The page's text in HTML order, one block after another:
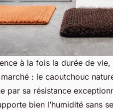
à la fois la durée de
: le caoutchouc
par sa résistance
bien l’humidité sans